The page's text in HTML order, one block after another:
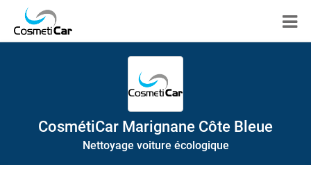
CosmétiCar Marignane Côte Bleue
Nettoyage voiture écologique